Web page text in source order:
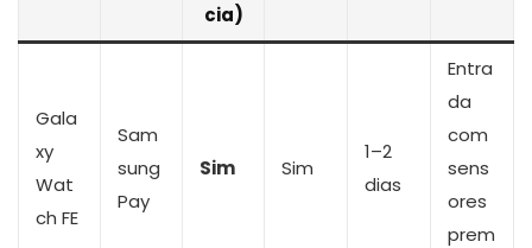
cia)
Gala
xy
Wat
ch FE
Sam
sung
Pay
Sim Sim
1–2
dias
Entra
da
com
sens
ores
prem